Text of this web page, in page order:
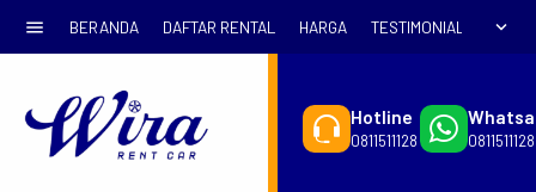
menu BERANDA DAFTAR RENTAL HARGA TESTIMONIAL expand_more
Hotline
0811511128 0811511128